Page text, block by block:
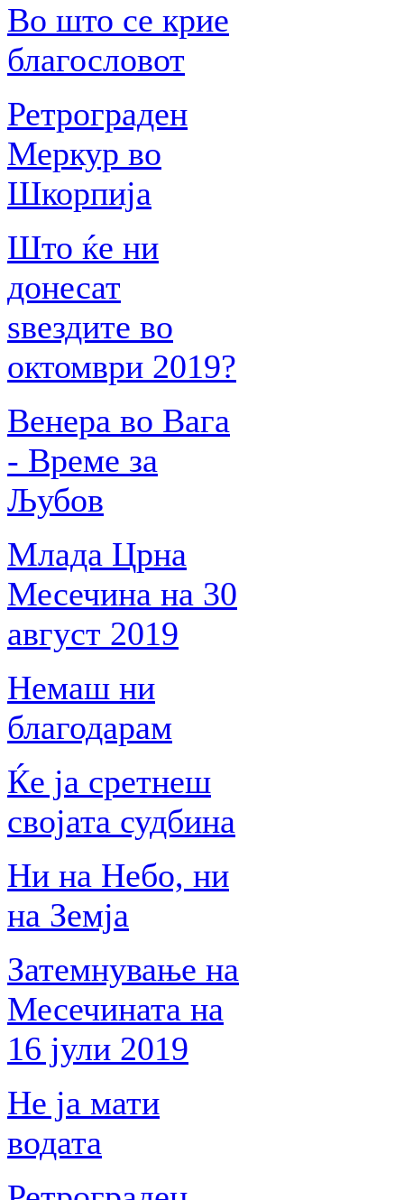
Во што се крие
благословот
Ретрограден
Меркур во
Шкорпија
Што ќе ни
донесат
ѕвездите во
октомври 2019?
Венера во Вага
- Време за
Љубов
Млада Црна
Месечина на 30
август 2019
Немаш ни
благодарам
Ќе ја сретнеш
својата судбина
Ни на Небо, ни
на Земја
Затемнување на
Месечината на
16 јули 2019
Не ја мати
водата